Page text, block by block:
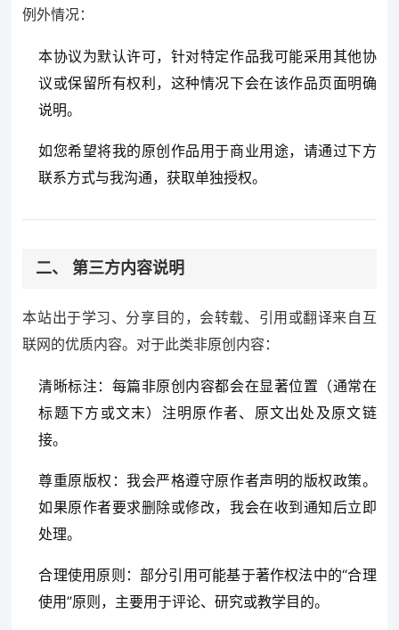
例外情况：
本协议为默认许可，针对特定作品我可能采用其他协
议或保留所有权利，这种情况下会在该作品页面明确
说明。
如您希望将我的原创作品用于商业用途，请通过下方
联系方式与我沟通，获取单独授权。
二、 第三方内容说明
本站出于学习、分享目的，会转载、引用或翻译来自互
联网的优质内容。对于此类非原创内容：
清晰标注：每篇非原创内容都会在显著位置（通常在
标题下方或文末）注明原作者、原文出处及原文链
接。
尊重原版权：我会严格遵守原作者声明的版权政策。
如果原作者要求删除或修改，我会在收到通知后立即
处理。
合理使用原则：部分引用可能基于著作权法中的“合理
使用”原则，主要用于评论、研究或教学目的。